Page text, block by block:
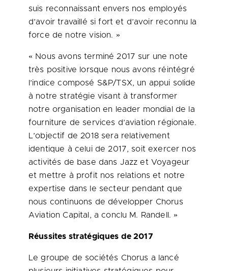
suis reconnaissant envers nos employés
d’avoir travaillé si fort et d’avoir reconnu la
force de notre vision. »
« Nous avons terminé 2017 sur une note
très positive lorsque nous avons réintégré
l’indice composé S&P/TSX, un appui solide
à notre stratégie visant à transformer
notre organisation en leader mondial de la
fourniture de services d’aviation régionale.
L’objectif de 2018 sera relativement
identique à celui de 2017, soit exercer nos
activités de base dans Jazz et Voyageur
et mettre à profit nos relations et notre
expertise dans le secteur pendant que
nous continuons de développer Chorus
Aviation Capital, a conclu M. Randell. »
Réussites stratégiques de 2017
Le groupe de sociétés Chorus a lancé